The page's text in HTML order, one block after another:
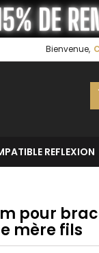
Bienvenue,
REFLEXION
pour
mère fils